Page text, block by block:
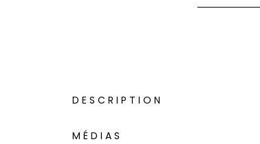
DESCRIPTION
MÉDIAS